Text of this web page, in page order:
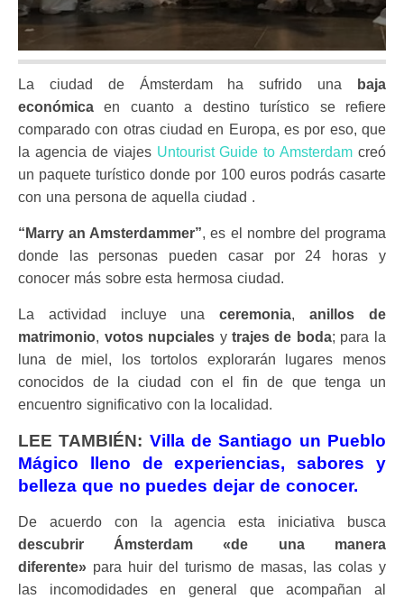
La ciudad de Ámsterdam ha sufrido una
baja
económica en cuanto a destino turístico se refiere
comparado con otras ciudad en Europa, es por eso, que
la agencia de viajes Untourist Guide to Amsterdam creó
un paquete turístico donde por 100 euros podrás casarte
con una persona de aquella ciudad .
“ Marry an Amsterdammer”, es el nombre del programa
donde las personas pueden casar por 24 horas y
conocer más sobre esta hermosa ciudad.
La actividad incluye unaceremonia,anillos de
matrimonio, votos nupciales y trajes de boda; para la
luna de miel, los tortolos explorarán lugares menos
conocidos de la ciudad con el fin de que tenga un
encuentro significativo con la localidad.
LEE TAMBIÉN: Villa de Santiago un Pueblo
Mágico lleno de experiencias, sabores y
belleza que no puedes dejar de conocer.
De acuerdo con la agencia esta iniciativa busca
descubrir Ámsterdam «de una manera
diferente» para huir del turismo de masas, las colas y
las incomodidades en general que acompañan al